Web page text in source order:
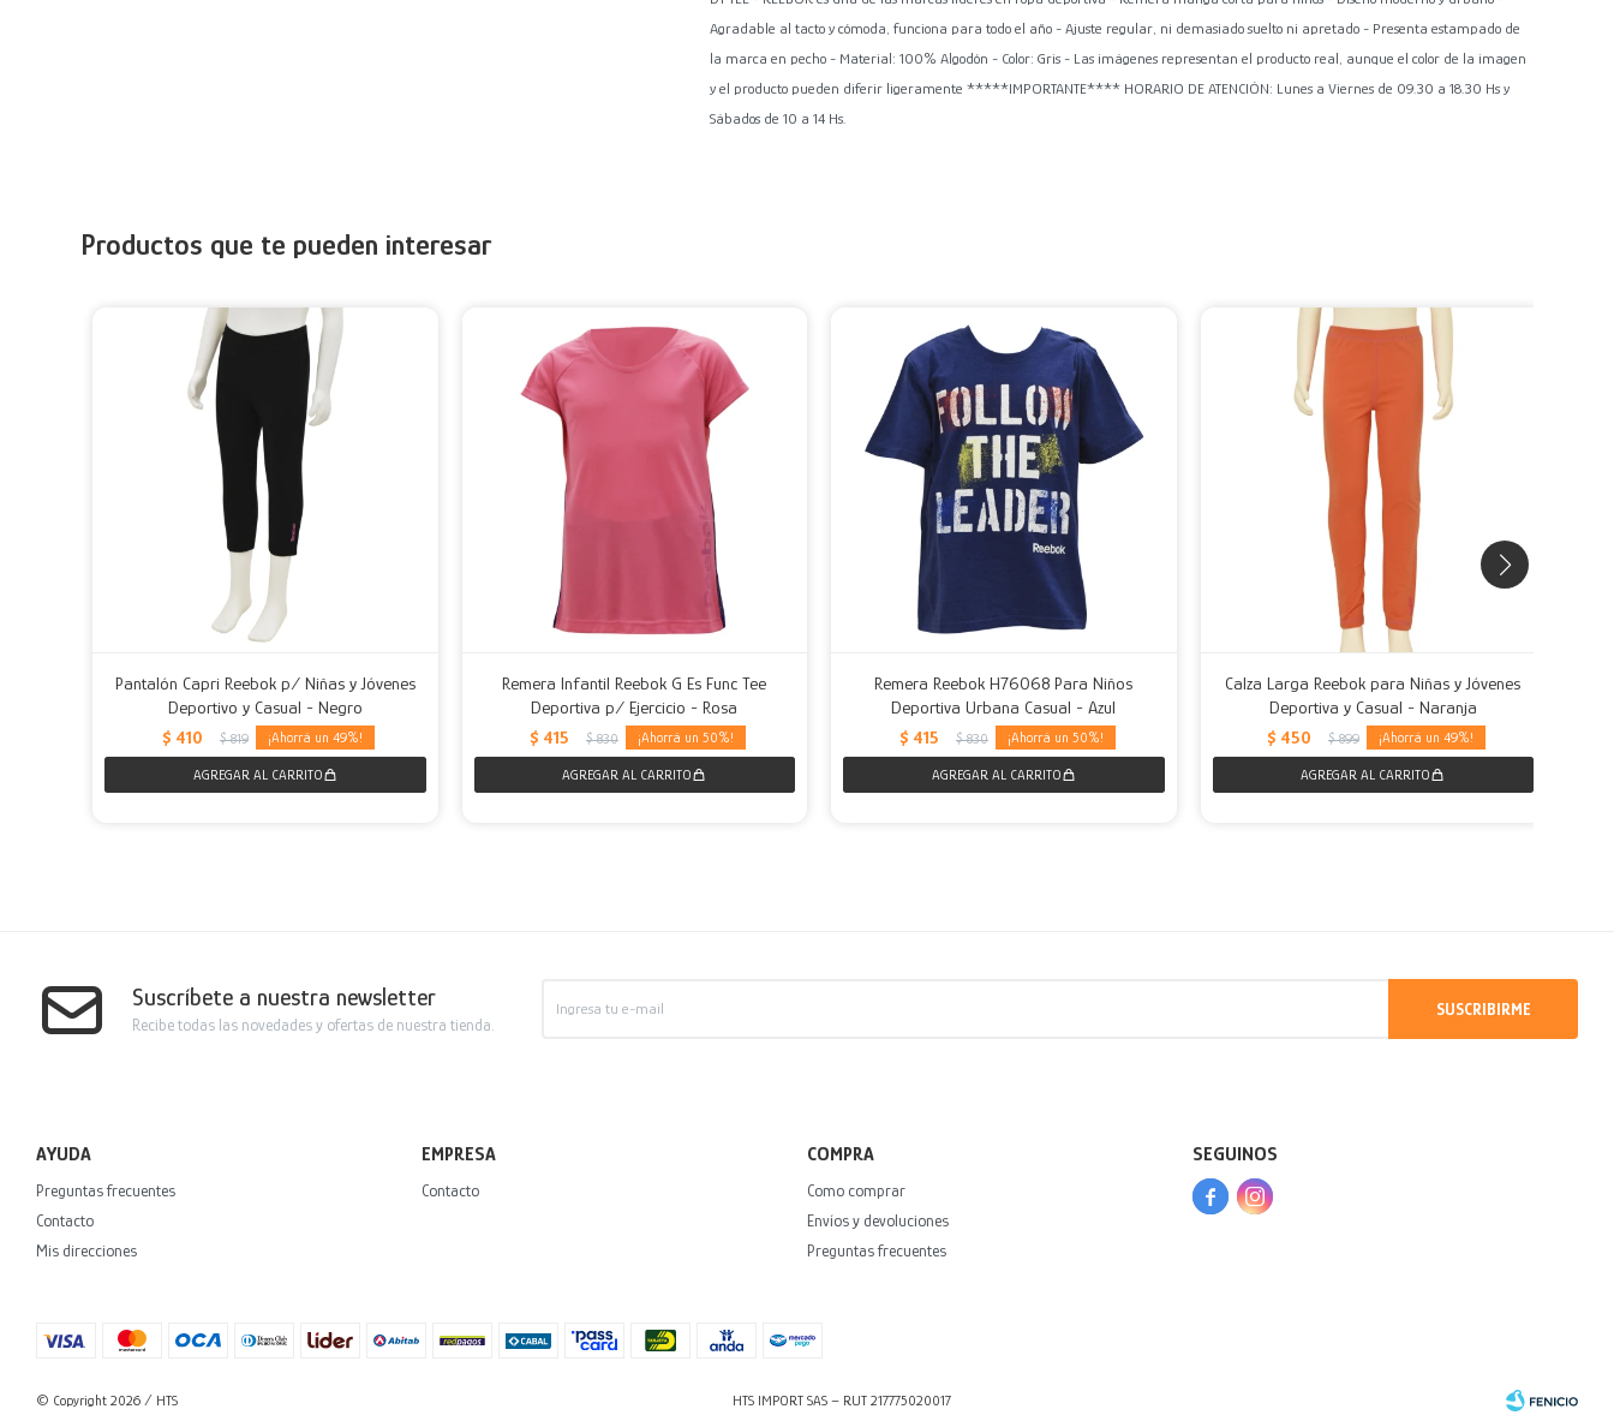
Agradable al tacto y cómoda, funciona para todo el año - Ajuste regular, ni demasiado suelto ni apretado - Presenta estampado de
la marca en pecho - Material: 100% Algodón - Color: Gris - Las imágenes representan el producto real, aunque el color de la imagen
y el producto pueden diferir ligeramente *****IMPORTANTE**** HORARIO DE ATENCIÓN: Lunes a Viernes de 09.30 a 18.30 Hs y
Sábados de 10 a 14 Hs.
Productos que te pueden interesar
Pantalón Capri Reebok p/ Niñas y Jóvenes
Deportivo y Casual - Negro
$ 410 $ 819 49
Remera Infantil Reebok G Es Func Tee
Deportiva p/ Ejercicio - Rosa
$ 415 $ 830 50
Remera Reebok H76068 Para Niños
Deportiva Urbana Casual - Azul
$ 415 $ 830 50
Calza Larga Reebok para Niñas y Jóvenes
Deportiva y Casual - Naranja
$ 450 $ 899 49
Suscríbete a nuestra newsletter
Recibe todas las novedades y ofertas de nuestra tienda.
SUSCRIBIRME
AYUDA
Preguntas frecuentes
Contacto
Mis direcciones
EMPRESA
Contacto
COMPRA
Como comprar
Envíos y devoluciones
Preguntas frecuentes
SEGUINOS
 
© Copyright 2026 / HTS HTS IMPORT SAS – RUT 217775020017